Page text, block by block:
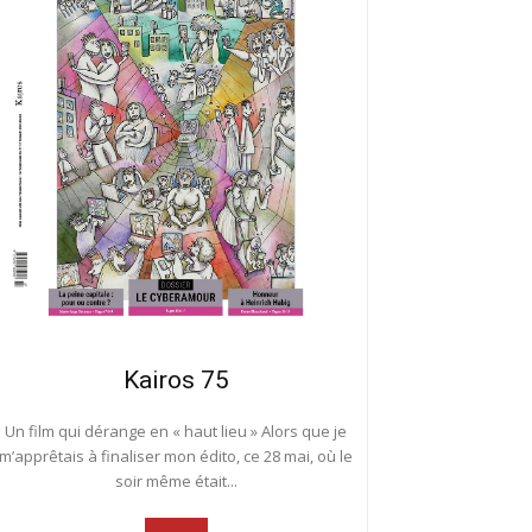
Kairos 75
Un film qui dérange en « haut lieu » Alors que je
m’apprêtais à finaliser mon édito, ce 28 mai, où le
soir même était...